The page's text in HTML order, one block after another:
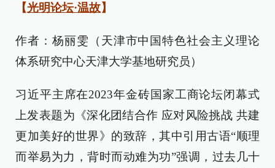
【光明论坛·温故】
作者：杨丽雯（天津市中国特色社会主义理论
体系研究中心天津大学基地研究员）
习近平主席在2023年金砖国家工商论坛闭幕式
上发表题为《深化团结合作 应对风险挑战 共建
更加美好的世界》的致辞，其中引用古语“顺理
而举易为力，背时而动难为功”强调，过去几十